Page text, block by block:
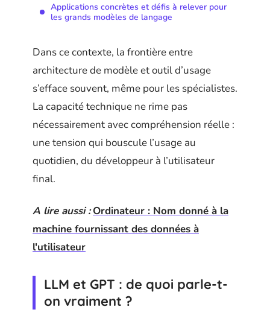
Applications concrètes et défis à relever pour
les grands modèles de langage
Dans ce contexte, la frontière entre
architecture de modèle et outil d’usage
s’efface souvent, même pour les spécialistes.
La capacité technique ne rime pas
nécessairement avec compréhension réelle :
une tension qui bouscule l’usage au
quotidien, du développeur à l’utilisateur
final.
A lire aussi : Ordinateur : Nom donné à la
machine fournissant des données à
l'utilisateur
LLM et GPT : de quoi parle-t-
on vraiment ?